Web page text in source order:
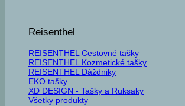
Reisenthel
REISENTHEL Cestovné tašky
REISENTHEL Kozmetické tašky
REISENTHEL Dáždniky
EKO tašky
XD DESIGN - Tašky a Ruksaky
Všetky produkty